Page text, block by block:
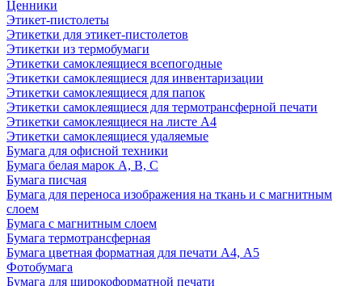
Ценники
Этикет-пистолеты
Этикетки для этикет-пистолетов
Этикетки из термобумаги
Этикетки самоклеящиеся всепогодные
Этикетки самоклеящиеся для инвентаризации
Этикетки самоклеящиеся для папок
Этикетки самоклеящиеся для термотрансферной печати
Этикетки самоклеящиеся на листе А4
Этикетки самоклеящиеся удаляемые
Бумага для офисной техники
Бумага белая марок А, В, С
Бумага писчая
Бумага для переноса изображения на ткань и с магнитным
слоем
Бумага с магнитным слоем
Бумага термотрансферная
Бумага цветная форматная для печати А4, А5
Фотобумага
Бумага для широкоформатной печати